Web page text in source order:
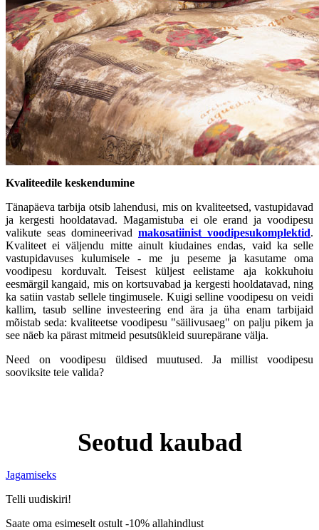
Kvaliteedile keskendumine
Tänapäeva tarbija otsib lahendusi, mis on kvaliteetsed, vastupidavad
ja kergesti hooldatavad. Magamistuba ei ole erand ja voodipesu
valikute seas domineerivad makosatiinist voodipesukomplektid.
Kvaliteet ei väljendu mitte ainult kiudaines endas, vaid ka selle
vastupidavuses kulumisele - me ju peseme ja kasutame oma
voodipesu korduvalt. Teisest küljest eelistame aja kokkuhoiu
eesmärgil kangaid, mis on kortsuvabad ja kergesti hooldatavad, ning
ka satiin vastab sellele tingimusele. Kuigi selline voodipesu on veidi
kallim, tasub selline investeering end ära ja üha enam tarbijaid
mõistab seda: kvaliteetse voodipesu "säilivusaeg" on palju pikem ja
see näeb ka pärast mitmeid pesutsükleid suurepärane välja.
Need on voodipesu üldised muutused. Ja millist voodipesu
sooviksite teie valida?
Seotud kaubad
Jagamiseks
Telli uudiskiri!
Saate oma esimeselt ostult -10% allahindlust